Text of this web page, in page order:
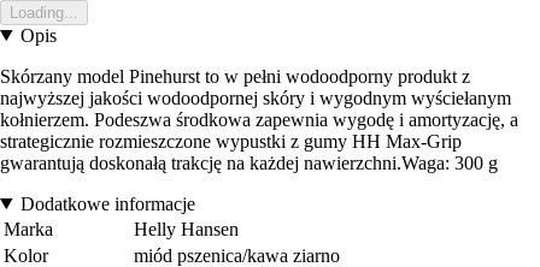
Loading...
Opis
Skórzany model Pinehurst to w pełni wodoodporny produkt z
najwyższej jakości wodoodpornej skóry i wygodnym wyściełanym
kołnierzem. Podeszwa środkowa zapewnia wygodę i amortyzację, a
strategicznie rozmieszczone wypustki z gumy HH Max-Grip
gwarantują doskonałą trakcję na każdej nawierzchni.Waga: 300 g
Dodatkowe informacje
Marka
Helly Hansen
Kolor
miód pszenica/kawa ziarno